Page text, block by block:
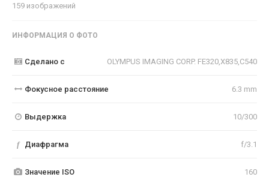
159 изображений
ИНФОРМАЦИЯ О ФОТО
Сделано с OLYMPUS IMAGING CORP. FE320,X835,C540
Фокусное расстояние 6.3 mm
Выдержка 10/300
f Диафрагма f/3.1
Значение ISO 160